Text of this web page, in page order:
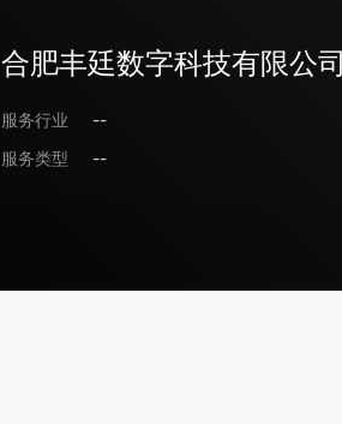
合肥丰廷数字科技有限公司
服务行业
--
服务类型
--